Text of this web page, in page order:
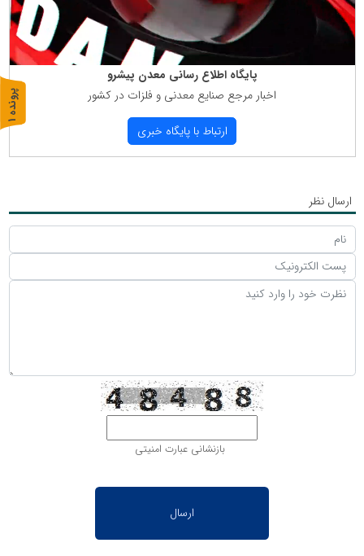
پایگاه اطلاع رسانی معدن پیشرو
اخبار مرجع صنایع معدنی و فلزات در كشور
ارتباط با پایگاه خبری
ارسال نظر
بازنشانی عبارت امنیتی
پ
ر
و
ن
د
ه
1